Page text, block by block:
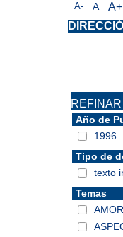
A- A A+
Año de
1996
Tipo de
texto
Temas
AMOR